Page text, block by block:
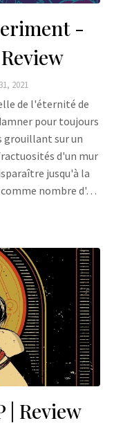
-
2021
de l'éternité de
pour toujours
grouillant sur un
d'un mur
jusqu'à la
comme nombre d'…
| Review